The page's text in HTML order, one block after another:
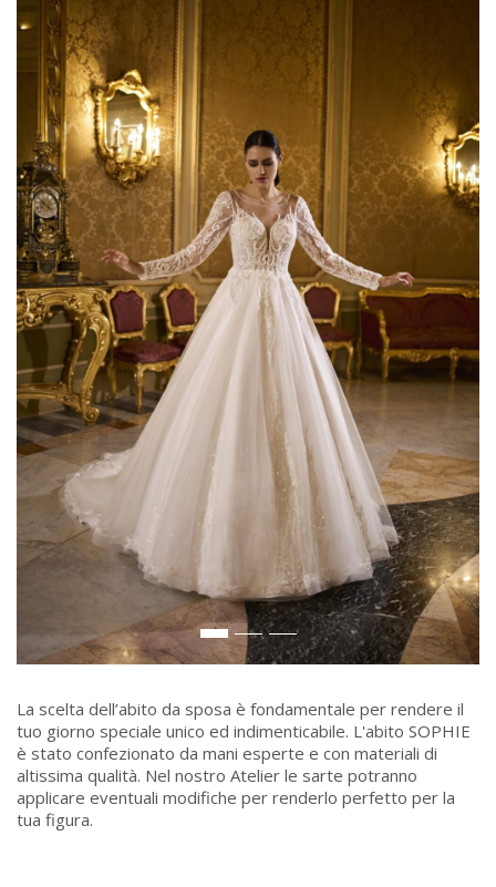
La scelta dell’abito da sposa è fondamentale per rendere il
tuo giorno speciale unico ed indimenticabile. L'abito SOPHIE
è stato confezionato da mani esperte e con materiali di
altissima qualità. Nel nostro Atelier le sarte potranno
applicare eventuali modifiche per renderlo perfetto per la
tua figura.